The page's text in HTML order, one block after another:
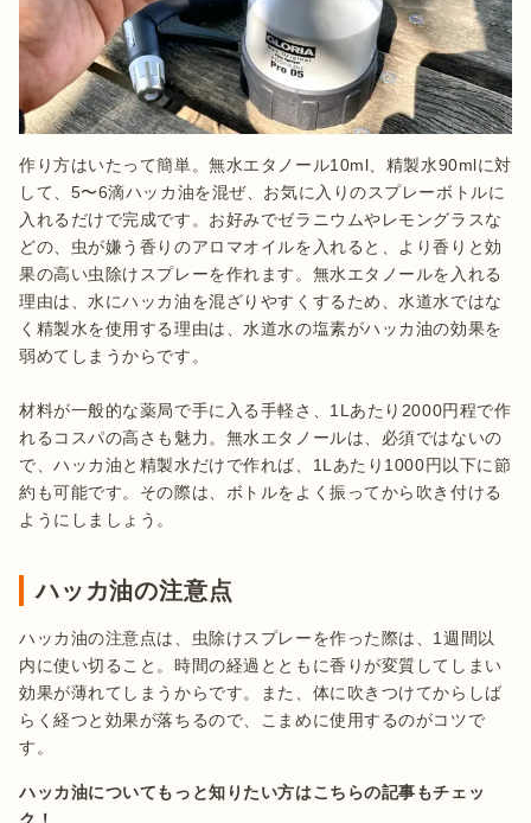
作り方はいたって簡単。無水エタノール10ml、精製水90mlに対
して、5〜6滴ハッカ油を混ぜ、お気に入りのスプレーボトルに
入れるだけで完成です。お好みでゼラニウムやレモングラスな
どの、虫が嫌う香りのアロマオイルを入れると、より香りと効
果の高い虫除けスプレーを作れます。無水エタノールを入れる
理由は、水にハッカ油を混ざりやすくするため、水道水ではな
く精製水を使用する理由は、水道水の塩素がハッカ油の効果を
弱めてしまうからです。
材料が一般的な薬局で手に入る手軽さ、1Lあたり2000円程で作
れるコスパの高さも魅力。無水エタノールは、必須ではないの
で、ハッカ油と精製水だけで作れば、1Lあたり1000円以下に節
約も可能です。その際は、ボトルをよく振ってから吹き付ける
ようにしましょう。
ハッカ油の注意点
ハッカ油の注意点は、虫除けスプレーを作った際は、1週間以
内に使い切ること。時間の経過とともに香りが変質してしまい
効果が薄れてしまうからです。また、体に吹きつけてからしば
らく経つと効果が落ちるので、こまめに使用するのがコツで
す。
ハッカ油についてもっと知りたい方はこちらの記事もチェッ
ク！